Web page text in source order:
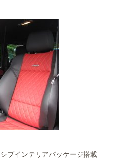
ブインテリアパッケージ搭載